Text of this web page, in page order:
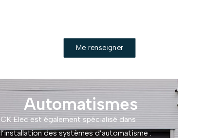
Me renseigner
Automatismes
CK Elec est également spécialisé dans
l’installation des systèmes d’automatisme :